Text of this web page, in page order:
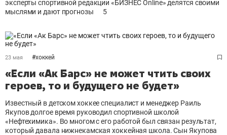
эксперты спортивной редакции «БИЗНЕС Online» делятся своими
мыслями и дают прогнозы
5
23 мая #хоккей
«Если «Ак Барс» не может чтить своих
героев, то и будущего не будет»
Известный в детском хоккее специалист и менеджер Раиль
Якупов долгое время руководил спортивной школой
«Нефтехимика». Во многом с его работой был связан результат,
который давала нижнекамская хоккейная школа. Сын Якупова